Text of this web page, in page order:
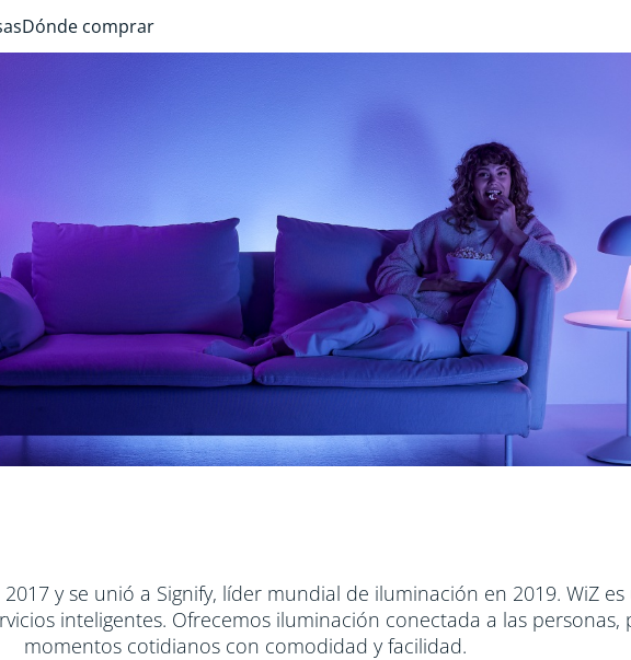
Dónde comprar
y se unió a Signify, líder mundial de iluminación en 2019. WiZ
inteligentes. Ofrecemos iluminación conectada a las
momentos cotidianos con comodidad y facilidad.